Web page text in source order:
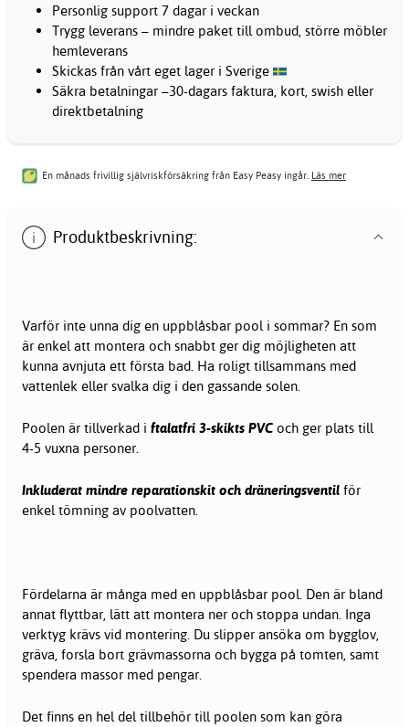
Personlig support 7 dagar i veckan
Trygg leverans – mindre paket till ombud, större möbler
hemleverans
Skickas från vårt eget lager i Sverige
Säkra betalningar –30-dagars faktura, kort, swish eller
direktbetalning
En månads frivillig självriskförsäkring från Easy Peasy ingår. Läs mer
Produktbeskrivning:
Varför inte unna dig en uppblåsbar pool i sommar? En som
är enkel att montera och snabbt ger dig möjligheten att
kunna avnjuta ett första bad. Ha roligt tillsammans med
vattenlek eller svalka dig i den gassande solen.
Poolen är tillverkad i ftalatfri 3-skikts PVCoch ger plats till
4-5 vuxna personer.
Inkluderat mindre reparationskit och dräneringsventil för
enkel tömning av poolvatten.
Fördelarna är många med en uppblåsbar pool. Den är bland
annat flyttbar, lätt att montera ner och stoppa undan. Inga
verktyg krävs vid montering. Du slipper ansöka om bygglov,
gräva, forsla bort grävmassorna och bygga på tomten, samt
spendera massor med pengar.
Det finns en hel del tillbehör till poolen som kan göra